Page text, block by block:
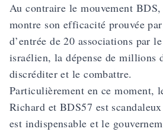
Au contraire le mouvement
montre son efficacité prouvée
d’entrée de 20 associations par
israélien, la dépense de millions
discréditer et le combattre.
Particulièrement en ce moment,
Richard et BDS57 est
est indispensable et le